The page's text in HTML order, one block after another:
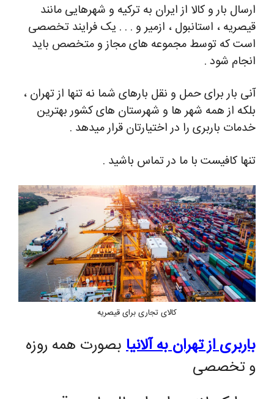
ارسال بار و کالا از ایران به ترکیه و شهرهایی مانند
قیصریه ، استانبول ، ازمیر و . . . یک فرایند تخصصی
است که توسط مجموعه های مجاز و متخصص باید
انجام شود .
آنی بار برای حمل و نقل بارهای شما نه تنها از تهران ،
بلکه از همه شهر ها و شهرستان های کشور بهترین
خدمات باربری را در اختیارتان قرار میدهد .
تنها کافیست با ما در تماس باشید .
کالای تجاری برای قیصریه
باربری از تهران به آلانیا بصورت همه روزه
و تخصصی